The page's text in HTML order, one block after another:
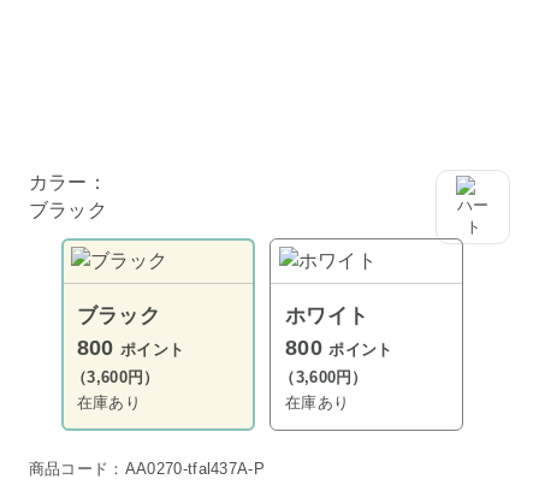
カラー：
ブラック
ブラック
800ポイント
（3,600円）
在庫あり
ホワイト
800ポイント
（3,600円）
在庫あり
商品コード：AA0270-tfal437A-P